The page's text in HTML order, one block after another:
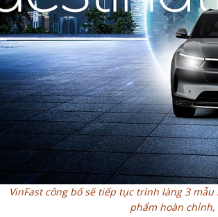
VinFast công bố sẽ tiếp tục trình làng 3
phẩm hoàn